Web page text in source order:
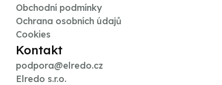
Obchodní podmínky
Ochrana osobních údajů
Cookies
Kontakt
podpora@elredo.cz
Elredo s.r.o.